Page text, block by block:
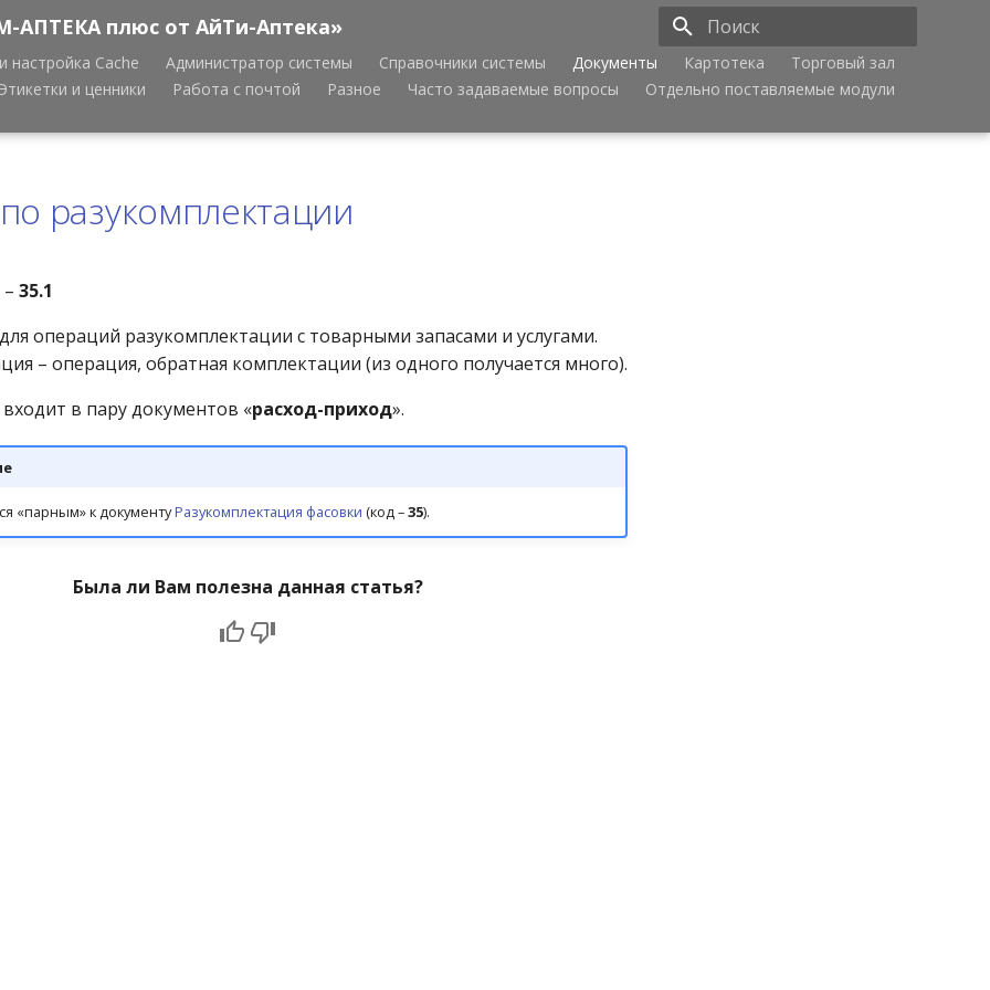
АПТЕКА плюс от АйТи-Аптека»
Инициализация поиска
настройка Cache Администратор системы Справочники системы Документы Картотека
Торговый зал
Этикетки и ценники Работа с почтой Разное Часто задаваемые вопросы
Отдельно поставляемые модули
разукомплектации
35.1
операций разукомплектации с товарными запасами и услугами.
– операция, обратная комплектации (из одного получается много).
в пару документов «расход-приход».
«парным» к документуРазукомплектация фасовки (код –35).
Была ли Вам полезна данная статья?